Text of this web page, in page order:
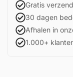
Gratis
30 dagen
Afhalen in
1.000+